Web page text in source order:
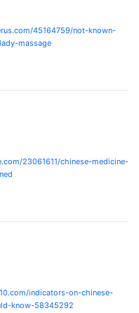
45164759/not-known-
massage
23061611/chinese-medicine-
indicators-on-chinese-
know-58345292